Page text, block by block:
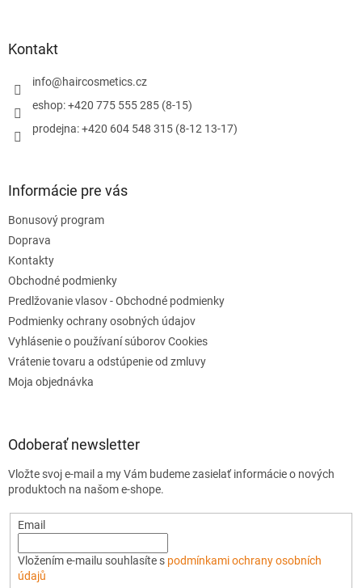
Kontakt
info@haircosmetics.cz
eshop: +420 775 555 285 (8-15)
prodejna: +420 604 548 315 (8-12 13-17)
Informácie pre vás
Bonusový program
Doprava
Kontakty
Obchodné podmienky
Predlžovanie vlasov - Obchodné podmienky
Podmienky ochrany osobných údajov
Vyhlásenie o používaní súborov Cookies
Vrátenie tovaru a odstúpenie od zmluvy
Moja objednávka
Odoberať newsletter
Vložte svoj e-mail a my Vám budeme zasielať informácie o nových
produktoch na našom e-shope.
Email
Vložením e-mailu souhlasíte s podmínkami ochrany osobních
údajů